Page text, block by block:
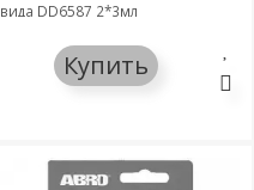
вида DD6587 2*3мл
Купить